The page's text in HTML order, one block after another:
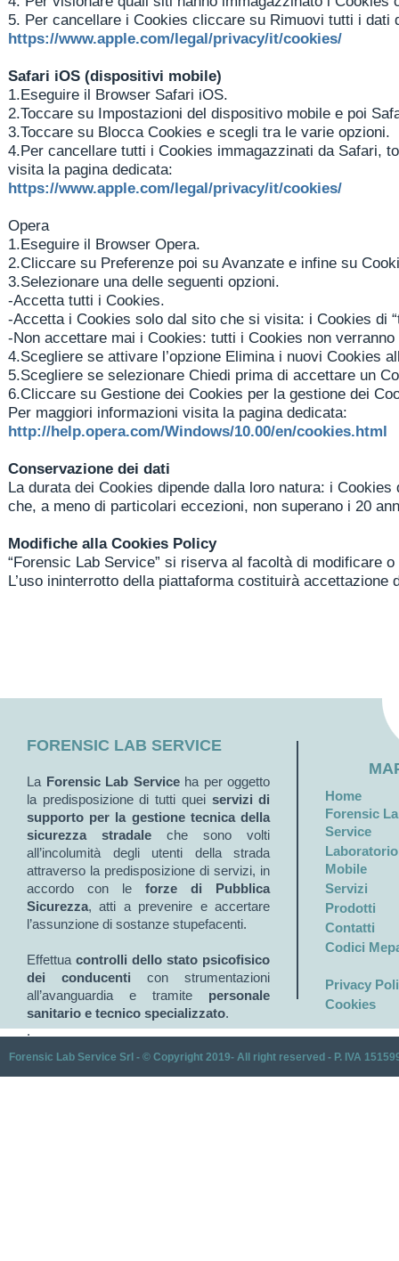
5. Per cancellare i Cookies cliccare su Rimuovi tutti i
https://www.apple.com/legal/privacy/it/cookies/
Safari iOS (dispositivi mobile)
1.Eseguire il Browser Safari iOS.
2.Toccare su Impostazioni del dispositivo mobile e poi
3.Toccare su Blocca Cookies e scegli tra le varie opzioni.
4.Per cancellare tutti i Cookies immagazzinati da Safari,
visita la pagina dedicata:
https://www.apple.com/legal/privacy/it/cookies/
Opera
1.Eseguire il Browser Opera.
2.Cliccare su Preferenze poi su Avanzate e infine su
3.Selezionare una delle seguenti opzioni.
-Accetta tutti i Cookies.
-Accetta i Cookies solo dal sito che si visita: i Cookies di
-Non accettare mai i Cookies: tutti i Cookies non
4.Scegliere se attivare l’opzione Elimina i nuovi Cookies
5.Scegliere se selezionare Chiedi prima di accettare un
6.Cliccare su Gestione dei Cookies per la gestione dei
Per maggiori informazioni visita la pagina dedicata:
http://help.opera.com/Windows/10.00/en/cookies.html
Conservazione dei dati
La durata dei Cookies dipende dalla loro natura: i
che, a meno di particolari eccezioni, non superano i 20
Modifiche alla Cookies Policy
“Forensic Lab Service” si riserva al facoltà di modificare
L’uso ininterrotto della piattaforma costituirà accettazione
FORENSIC LAB SERVICE
La Forensic Lab Serviceha per oggetto
la predisposizione di tutti quei servizi di
supporto per la gestione tecnica della
sicurezza stradale che sono volti
all’incolumità degli utenti della strada
attraverso la predisposizione di servizi, in
accordo con leforze di Pubblica
Sicurezza, atti a prevenire e accertare
l’assunzione di sostanze stupefacenti.
Effettuacontrolli dello stato psicofisico
dei conducenticon strumentazioni
all’avanguardia e tramite personale
sanitario e tecnico specializzato.
.
Home
Forensic
Service
Laboratorio
Mobile
Servizi
Prodotti
Contatti
Codici
Privacy
Cookies
Forensic Lab Service Srl - © Copyright 2019- All right reserved - P. IVA